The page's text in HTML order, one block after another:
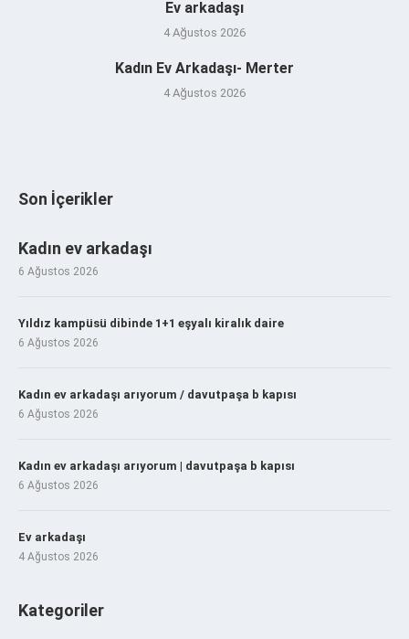
Ev arkadaşı
4 Ağustos 2026
Kadın Ev Arkadaşı- Merter
4 Ağustos 2026
Son İçerikler
Kadın ev arkadaşı
6 Ağustos 2026
Yıldız kampüsü dibinde 1+1 eşyalı kiralık daire
6 Ağustos 2026
Kadın ev arkadaşı arıyorum / davutpaşa b kapısı
6 Ağustos 2026
Kadın ev arkadaşı arıyorum | davutpaşa b kapısı
6 Ağustos 2026
Ev arkadaşı
4 Ağustos 2026
Kategoriler